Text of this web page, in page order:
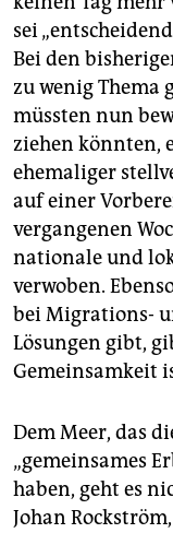
sei
Bei den
zu wenig Thema
müssten nun
ziehen könnten,
ehemaliger
auf einer
vergangenen
nationale und
verwoben.
bei Migrations-
Lösungen gibt,
Gemeinsamkeit
Dem Meer, das
„gemeinsames
haben, geht es
Johan